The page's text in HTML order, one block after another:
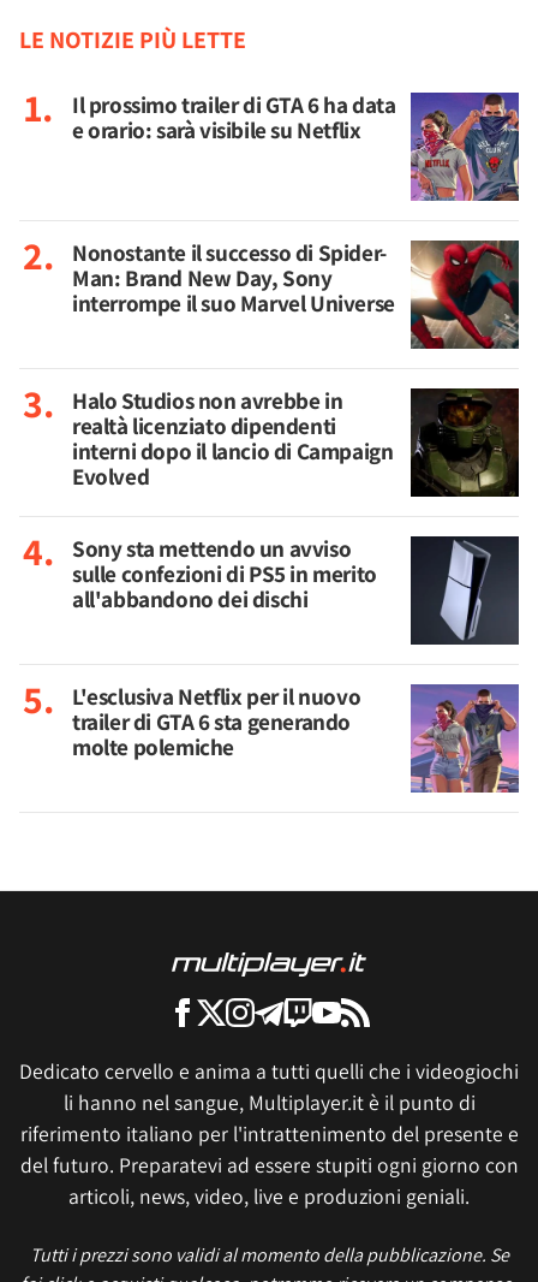
LE NOTIZIE PIÙ LETTE
Il prossimo trailer di GTA 6 ha data
e orario: sarà visibile su Netflix
Nonostante il successo di Spider-
Man: Brand New Day, Sony
interrompe il suo Marvel Universe
Halo Studios non avrebbe in
realtà licenziato dipendenti
interni dopo il lancio di Campaign
Evolved
Sony sta mettendo un avviso
sulle confezioni di PS5 in merito
all'abbandono dei dischi
L'esclusiva Netflix per il nuovo
trailer di GTA 6 sta generando
molte polemiche
Dedicato cervello e anima a tutti quelli che i videogiochi
li hanno nel sangue, Multiplayer.it è il punto di
riferimento italiano per l'intrattenimento del presente e
del futuro. Preparatevi ad essere stupiti ogni giorno con
articoli, news, video, live e produzioni geniali.
Tutti i prezzi sono validi al momento della pubblicazione. Se